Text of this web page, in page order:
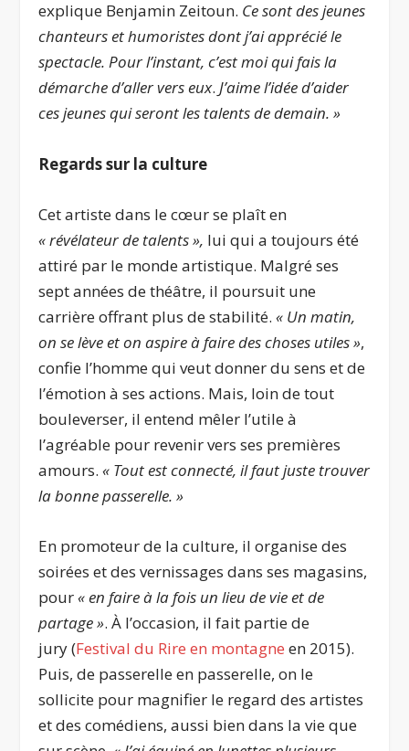
explique Benjamin Zeitoun. Ce sont des jeunes
chanteurs et humoristes dont j’ai apprécié le
spectacle. Pour l’instant, c’est moi qui fais la
démarche d’aller vers eux.J’aime l’idée d’aider
ces jeunes qui seront les talents de demain. »
Regards sur la culture
Cet artiste dans le cœur se plaît en
« révélateur de talents », lui qui a toujours été
attiré par le monde artistique. Malgré ses
sept années de théâtre, il poursuit une
carrière offrant plus de stabilité.« Un matin,
on se lève et on aspire à faire des choses utiles »,
confie l’homme qui veut donner du sens et de
l’émotion à ses actions. Mais, loin de tout
bouleverser, il entend mêler l’utile à
l’agréable pour revenir vers ses premières
amours.« Tout est connecté, il faut juste trouver
la bonne passerelle. »
En promoteur de la culture, il organise des
soirées et des vernissages dans ses magasins,
pour« en faire à la fois un lieu de vie et de
partage ». À l’occasion, il fait partie de
jury (Festival du Rire en montagne en 2015).
Puis, de passerelle en passerelle, on le
sollicite pour magnifier le regard des artistes
et des comédiens, aussi bien dans la vie que